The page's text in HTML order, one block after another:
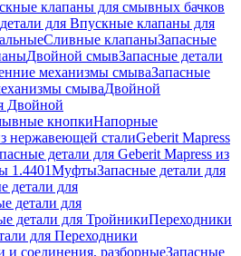
клапаны для смывных бачков
для Впускные клапаны для
Сливные клапаныЗапасные
Двойной смывЗапасные детали
механизмы смываЗапасные
смываДвойной
Двойной
кнопкиНапорные
нержавеющей сталиGeberit Mapress
детали для Geberit Mapress из
1.4401МуфтыЗапасные детали для
детали для
детали для
детали для ТройникиПереходники
для Переходники
и соединения, разборныеЗапасные